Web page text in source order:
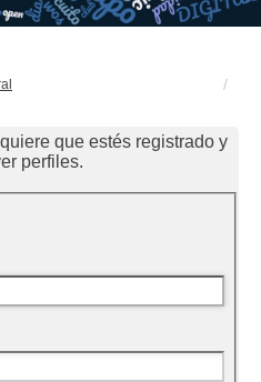
que estés registrado y
perfiles.